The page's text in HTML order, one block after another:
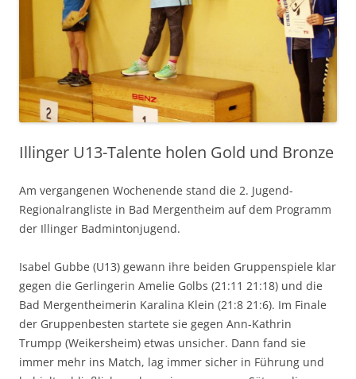
Illinger U13-Talente holen Gold und Bronze
Am vergangenen Wochenende stand die 2. Jugend-
Regionalrangliste in Bad Mergentheim auf dem Programm
der Illinger Badmintonjugend.
Isabel Gubbe (U13) gewann ihre beiden Gruppenspiele klar
gegen die Gerlingerin Amelie Golbs (21:11 21:18) und die
Bad Mergentheimerin Karalina Klein (21:8 21:6). Im Finale
der Gruppenbesten startete sie gegen Ann-Kathrin
Trumpp (Weikersheim) etwas unsicher. Dann fand sie
immer mehr ins Match, lag immer sicher in Führung und